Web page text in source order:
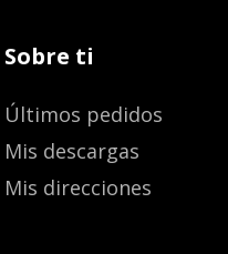
Sobre ti
Últimos pedidos
Mis descargas
Mis direcciones